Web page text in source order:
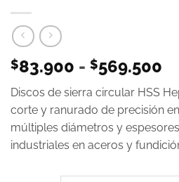
$83.900 - $569.500
Discos de sierra circular HSS
corte y ranurado de precisión
múltiples diámetros y
industriales en aceros y